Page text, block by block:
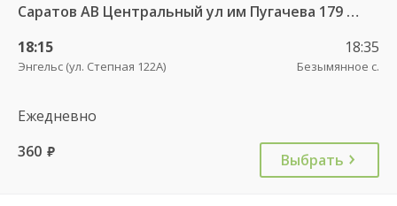
Саратов АВ Центральный ул им Пугачева 179 А — Красный Кут (ул Рабочая 125 А) 622
18:15
Энгельс (ул. Степная 122А)
18:35
Безымянное с.
Ежедневно
360 руб. Выбрать